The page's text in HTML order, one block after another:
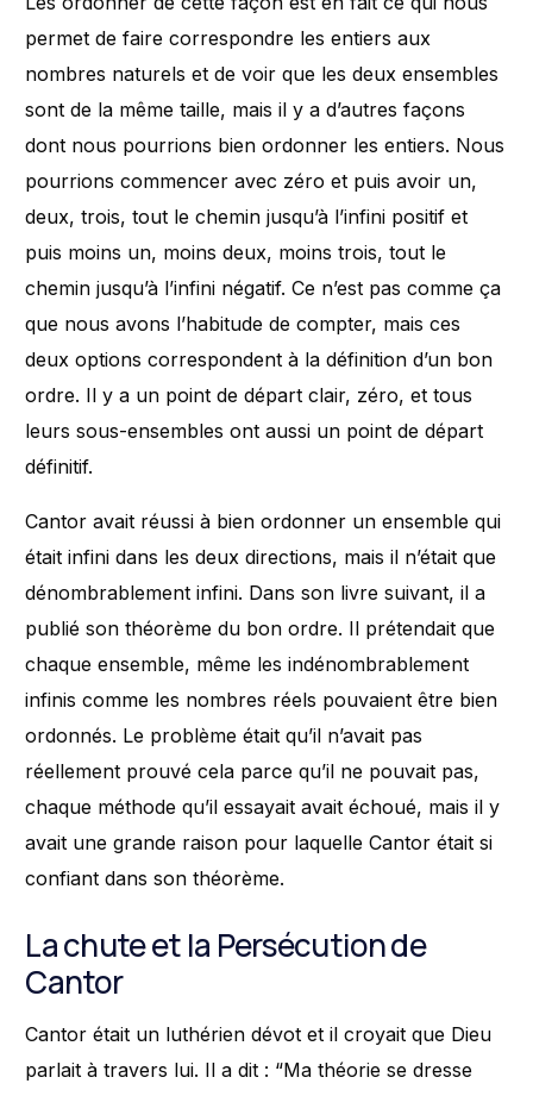
permet de faire correspondre les entiers aux
nombres naturels et de voir que les deux ensembles
sont de la même taille, mais il y a d’autres façons
dont nous pourrions bien ordonner les entiers. Nous
pourrions commencer avec zéro et puis avoir un,
deux, trois, tout le chemin jusqu’à l’infini positif et
puis moins un, moins deux, moins trois, tout le
chemin jusqu’à l’infini négatif. Ce n’est pas comme ça
que nous avons l’habitude de compter, mais ces
deux options correspondent à la définition d’un bon
ordre. Il y a un point de départ clair, zéro, et tous
leurs sous-ensembles ont aussi un point de départ
définitif.
Cantor avait réussi à bien ordonner un ensemble qui
était infini dans les deux directions, mais il n’était que
dénombrablement infini. Dans son livre suivant, il a
publié son théorème du bon ordre. Il prétendait que
chaque ensemble, même les indénombrablement
infinis comme les nombres réels pouvaient être bien
ordonnés. Le problème était qu’il n’avait pas
réellement prouvé cela parce qu’il ne pouvait pas,
chaque méthode qu’il essayait avait échoué, mais il y
avait une grande raison pour laquelle Cantor était si
confiant dans son théorème.
La chute et la Persécution de
Cantor
Cantor était un luthérien dévot et il croyait que Dieu
parlait à travers lui. Il a dit : “Ma théorie se dresse